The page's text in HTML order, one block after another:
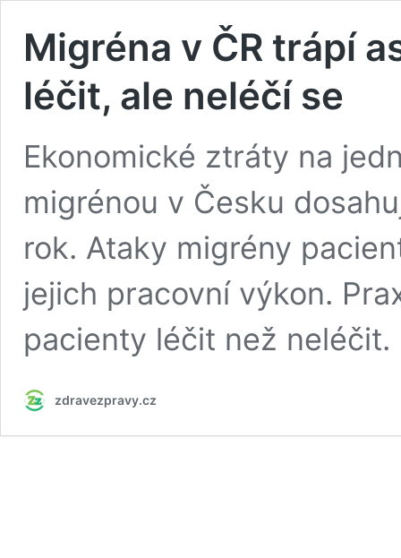
Migréna v ČR trápí
léčit, ale neléčí se
Ekonomické ztráty na
migrénou v Česku
rok. Ataky migrény
jejich pracovní výkon.
pacienty léčit než neléčit.
zdravezpravy.cz